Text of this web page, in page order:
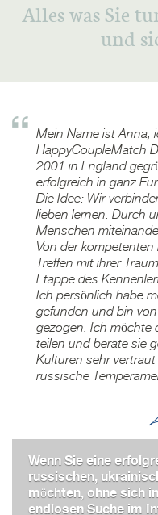
Alles was Sie
und
Mein Name ist Anna,
HappyCoupleMatch
2001 in England
erfolgreich in ganz
Die Idee: Wir
lieben lernen. Durch
Menschen
Von der
Treffen mit ihrer
Etappe des
Ich persönlich habe
gefunden und bin
gezogen. Ich möchte
teilen und berate sie
Kulturen sehr
russische
Wenn Sie eine
russischen,
möchten, ohne sich
endlosen Suche im